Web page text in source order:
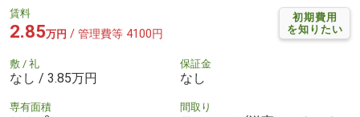
初期費用
を知りたい
賃料
2.85万円 / 管理費等 4100円
敷 / 礼
なし / 3.85万円
保証金
なし
専有面積 間取り